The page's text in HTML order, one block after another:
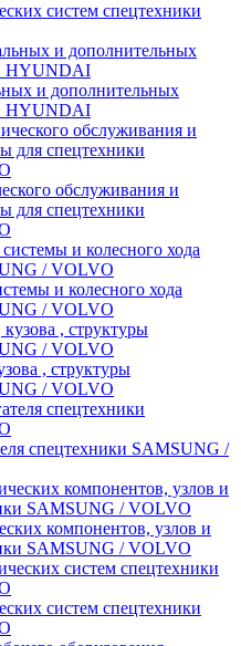
систем спецтехники
и дополнительных
HYUNDAI
обслуживания и
для спецтехники
и колесного хода
/ VOLVO
, структуры
/ VOLVO
спецтехники SAMSUNG /
компонентов, узлов и
SAMSUNG / VOLVO
систем спецтехники